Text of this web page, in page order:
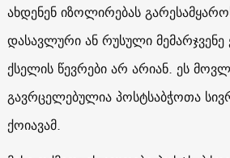
ახდენენ იზოლირებას
დასავლური ან რუსული
ქსელის წევრები არ არიან. ეს
გავრცელებულია პოსტსაბჭოთა
ქოიავამ.